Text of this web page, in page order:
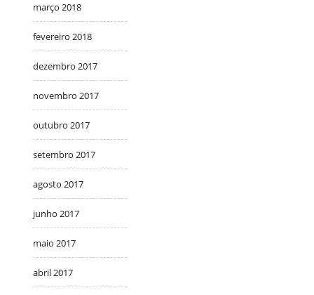
março 2018
fevereiro 2018
dezembro 2017
novembro 2017
outubro 2017
setembro 2017
agosto 2017
junho 2017
maio 2017
abril 2017